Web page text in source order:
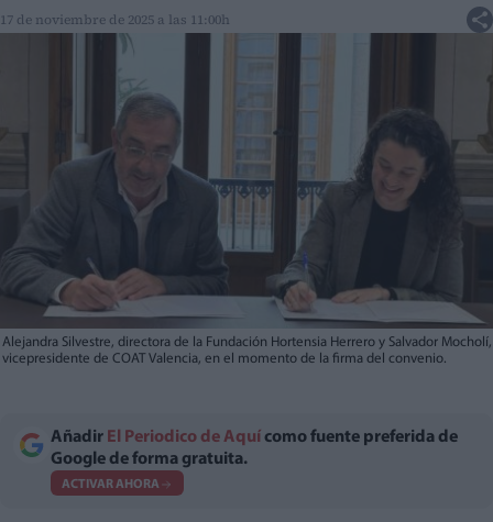
17 de noviembre de 2025 a las 11:00h
Alejandra Silvestre, directora de la Fundación Hortensia Herrero y Salvador Mocholí,
vicepresidente de COAT Valencia, en el momento de la firma del convenio.
Añadir El Periodico de Aquí como fuente preferida de
Google de forma gratuita.
ACTIVAR AHORA